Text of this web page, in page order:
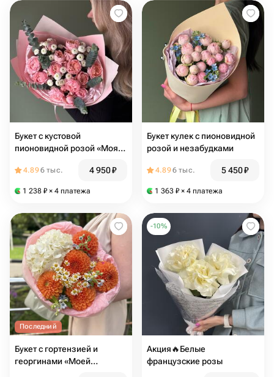
Букет с кустовой
пионовидной розой «Моя
4.896 тыс. 4 950₽
1 238 ₽ × 4 платежа
Букет кулек с пионовидной
розой и незабудками
4.896 тыс. 5 450₽
1 363 ₽ × 4 платежа
Последний
Букет с гортензией и
георгинами «Моей
-10%
Акция🔥Белые
французские розы